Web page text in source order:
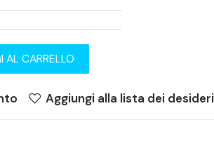
AL CARRELLO
Aggiungi alla lista dei desideri